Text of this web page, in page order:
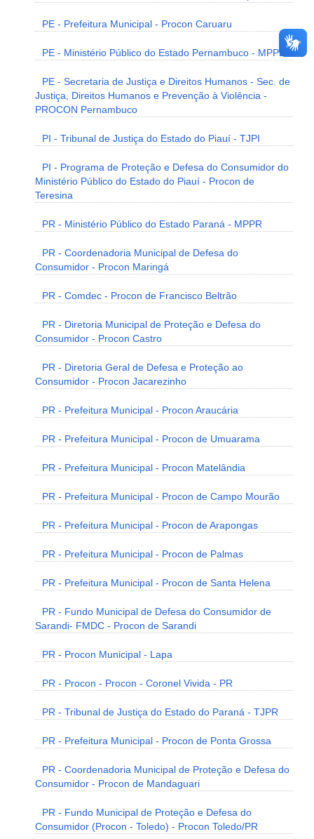
PE - Prefeitura Municipal - Procon Caruaru
PE - Ministério Público do Estado Pernambuco - MPPE
PE - Secretaria de Justiça e Direitos Humanos - Sec. de
Justiça, Direitos Humanos e Prevenção à Violência -
PROCON Pernambuco
PI - Tribunal de Justiça do Estado do Piauí - TJPI
PI - Programa de Proteção e Defesa do Consumidor do
Ministério Público do Estado do Piauí - Procon de
Teresina
PR - Ministério Público do Estado Paraná - MPPR
PR - Coordenadoria Municipal de Defesa do
Consumidor - Procon Maringá
PR - Comdec - Procon de Francisco Beltrão
PR - Diretoria Municipal de Proteção e Defesa do
Consumidor - Procon Castro
PR - Diretoria Geral de Defesa e Proteção ao
Consumidor - Procon Jacarezinho
PR - Prefeitura Municipal - Procon Araucária
PR - Prefeitura Municipal - Procon de Umuarama
PR - Prefeitura Municipal - Procon Matelândia
PR - Prefeitura Municipal - Procon de Campo Mourão
PR - Prefeitura Municipal - Procon de Arapongas
PR - Prefeitura Municipal - Procon de Palmas
PR - Prefeitura Municipal - Procon de Santa Helena
PR - Fundo Municipal de Defesa do Consumidor de
Sarandi- FMDC - Procon de Sarandi
PR - Procon Municipal - Lapa
PR - Procon - Procon - Coronel Vivida - PR
PR - Tribunal de Justiça do Estado do Paraná - TJPR
PR - Prefeitura Municipal - Procon de Ponta Grossa
PR - Coordenadoria Municipal de Proteção e Defesa do
Consumidor - Procon de Mandaguari
PR - Fundo Municipal de Proteção e Defesa do
Consumidor (Procon - Toledo) - Procon Toledo/PR